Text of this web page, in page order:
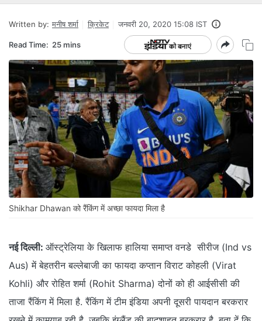
Written by: मनीष शर्मा क्रिकेट जनवरी 20, 2020 15:08 IST
Read Time: 25 mins
Shikhar Dhawan को रैंकिंग में अच्छा फायदा मिला है
नई दिल्ली: ऑस्ट्रेलिया के खिलाफ हालिया समाप्त वनडे सीरीज (Ind vs
Aus) में बेहतरीन बल्लेबाजी का फायदा कप्तान विराट कोहली (Virat
Kohli) और रोहित शर्मा (Rohit Sharma) दोनों को ही आईसीसी की
ताजा रैंकिंग में मिला है. रैंकिंग में टीम इंडिया अपनी दूसरी पायदान बरकरार